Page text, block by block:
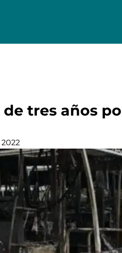
tres años